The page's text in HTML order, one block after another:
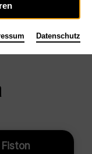
Datenschutz